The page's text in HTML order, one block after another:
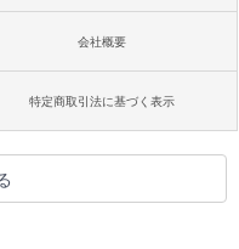
会社概要
特定商取引法に基づく表示